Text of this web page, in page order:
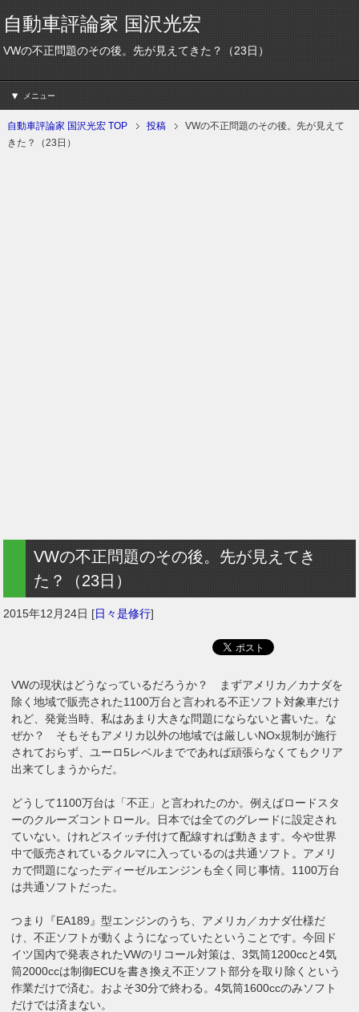
自動車評論家 国沢光宏
VWの不正問題のその後。先が見えてきた？（23日）
メニュー
自動車評論家 国沢光宏 TOP 投稿
VWの不正問題のその後。先が見えて
きた？（23日）
VWの不正問題のその後。先が見えてき
た？（23日）
2015年12月24日 [日々是修行]
VWの現状はどうなっているだろうか？ まずアメリカ／カナダを
除く地域で販売された1100万台と言われる不正ソフト対象車だけ
れど、発覚当時、私はあまり大きな問題にならないと書いた。な
ぜか？ そもそもアメリカ以外の地域では厳しいNOx規制が施行
されておらず、ユーロ5レベルまでであれば頑張らなくてもクリア
出来てしまうからだ。
どうして1100万台は「不正」と言われたのか。例えばロードスタ
ーのクルーズコントロール。日本では全てのグレードに設定され
ていない。けれどスイッチ付けて配線すれば動きます。今や世界
中で販売されているクルマに入っているのは共通ソフト。アメリ
カで問題になったディーゼルエンジンも全く同じ事情。1100万台
は共通ソフトだった。
つまり『EA189』型エンジンのうち、アメリカ／カナダ仕様だ
け、不正ソフトが動くようになっていたということです。今回ド
イツ国内で発表されたVWのリコール対策は、3気筒1200ccと4気
筒2000ccは制御ECUを書き換え不正ソフト部分を取り除くという
作業だけで済む。およそ30分で終わる。4気筒1600ccのみソフト
だけでは済まない。